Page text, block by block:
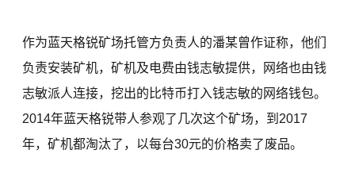
作为蓝天格锐矿场托管方负责人的潘某曾作证称，他们
负责安装矿机，矿机及电费由钱志敏提供，网络也由钱
志敏派人连接，挖出的比特币打入钱志敏的网络钱包。
2014年蓝天格锐带人参观了几次这个矿场，到2017
年，矿机都淘汰了，以每台30元的价格卖了废品。